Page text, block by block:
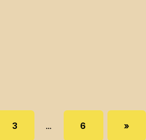
PAGE:
3 … PAGE:
6 »